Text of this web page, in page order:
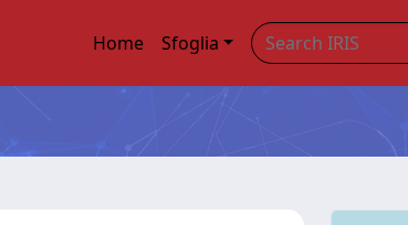
Home Sfoglia